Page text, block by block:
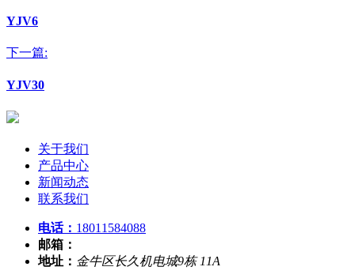
YJV6
下一篇:
YJV30
关于我们
产品中心
新闻动态
联系我们
电话： 18011584088
邮箱：
地址： 金牛区长久机电城9栋 11A